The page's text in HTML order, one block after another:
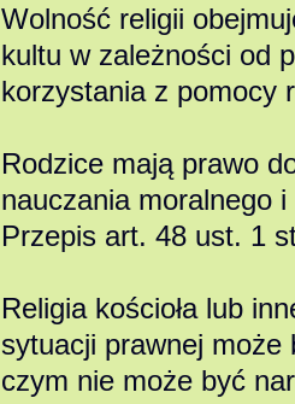
Wolność religii
kultu w zależności od
korzystania z pomocy
Rodzice mają prawo
nauczania moralnego
Przepis art. 48 ust. 1
Religia kościoła lub
sytuacji prawnej
czym nie może być